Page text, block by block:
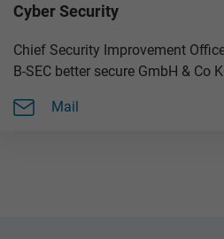
Cyber Security
Chief Security Improvement
B-SEC better secure GmbH & Co
Mail